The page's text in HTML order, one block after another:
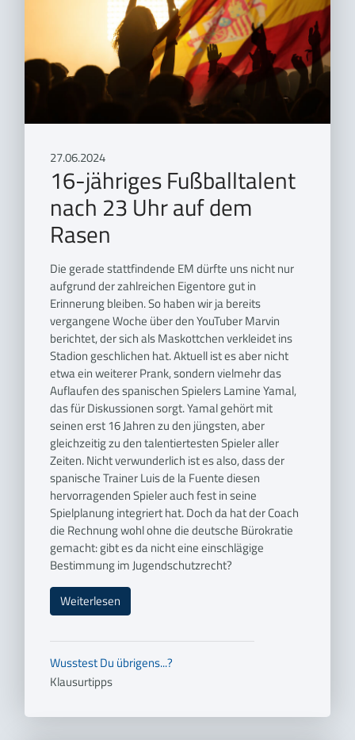
27.06.2024
16-jähriges Fußballtalent
nach 23 Uhr auf dem
Rasen
Die gerade stattfindende EM dürfte uns nicht nur
aufgrund der zahlreichen Eigentore gut in
Erinnerung bleiben. So haben wir ja bereits
vergangene Woche über den YouTuber Marvin
berichtet, der sich als Maskottchen verkleidet ins
Stadion geschlichen hat. Aktuell ist es aber nicht
etwa ein weiterer Prank, sondern vielmehr das
Auflaufen des spanischen Spielers Lamine Yamal,
das für Diskussionen sorgt. Yamal gehört mit
seinen erst 16 Jahren zu den jüngsten, aber
gleichzeitig zu den talentiertesten Spieler aller
Zeiten. Nicht verwunderlich ist es also, dass der
spanische Trainer Luis de la Fuente diesen
hervorragenden Spieler auch fest in seine
Spielplanung integriert hat. Doch da hat der Coach
die Rechnung wohl ohne die deutsche Bürokratie
gemacht: gibt es da nicht eine einschlägige
Bestimmung im Jugendschutzrecht?
Weiterlesen
Wusstest Du übrigens...?
Klausurtipps